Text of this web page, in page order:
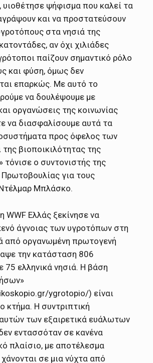
υιοθέτησε ψήφισμα που καλεί τα
και να προστατεύσουν
στα νησιά της
αν όχι χιλιάδες
παίζουν σημαντικό ρόλο
και φύση, όμως δεν
επαρκώς. Με αυτό το
να δουλέψουμε με
οργανώσεις της κοινωνίας
να διασφαλίσουμε αυτά τα
προς όφελος των
βιοποικιλότητας της
τόνισε ο συντονιστής της
για τους
Μπλάσκο.
WWF Ελλάς ξεκίνησε να
άγνοιας των υγροτόπων στη
από οργανωμένη πρωτογενή
την κατάσταση 806
75 ελληνικά νησιά. Η βάση
ygrotopio/) είναι
κτήμα. Η συντριπτική
των εξαιρετικά ευάλωτων
εντασσόταν σε κανένα
πλαίσιο, με αποτέλεσμα
σε μια νύχτα από